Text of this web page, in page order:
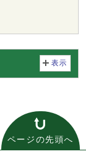
表示
ページの先頭へ